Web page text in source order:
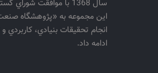
سال 1368 با موافقت
اين مجموعه به «پژوهشگاه
انجام تحقيقات بنيادي،
ادامه داد.